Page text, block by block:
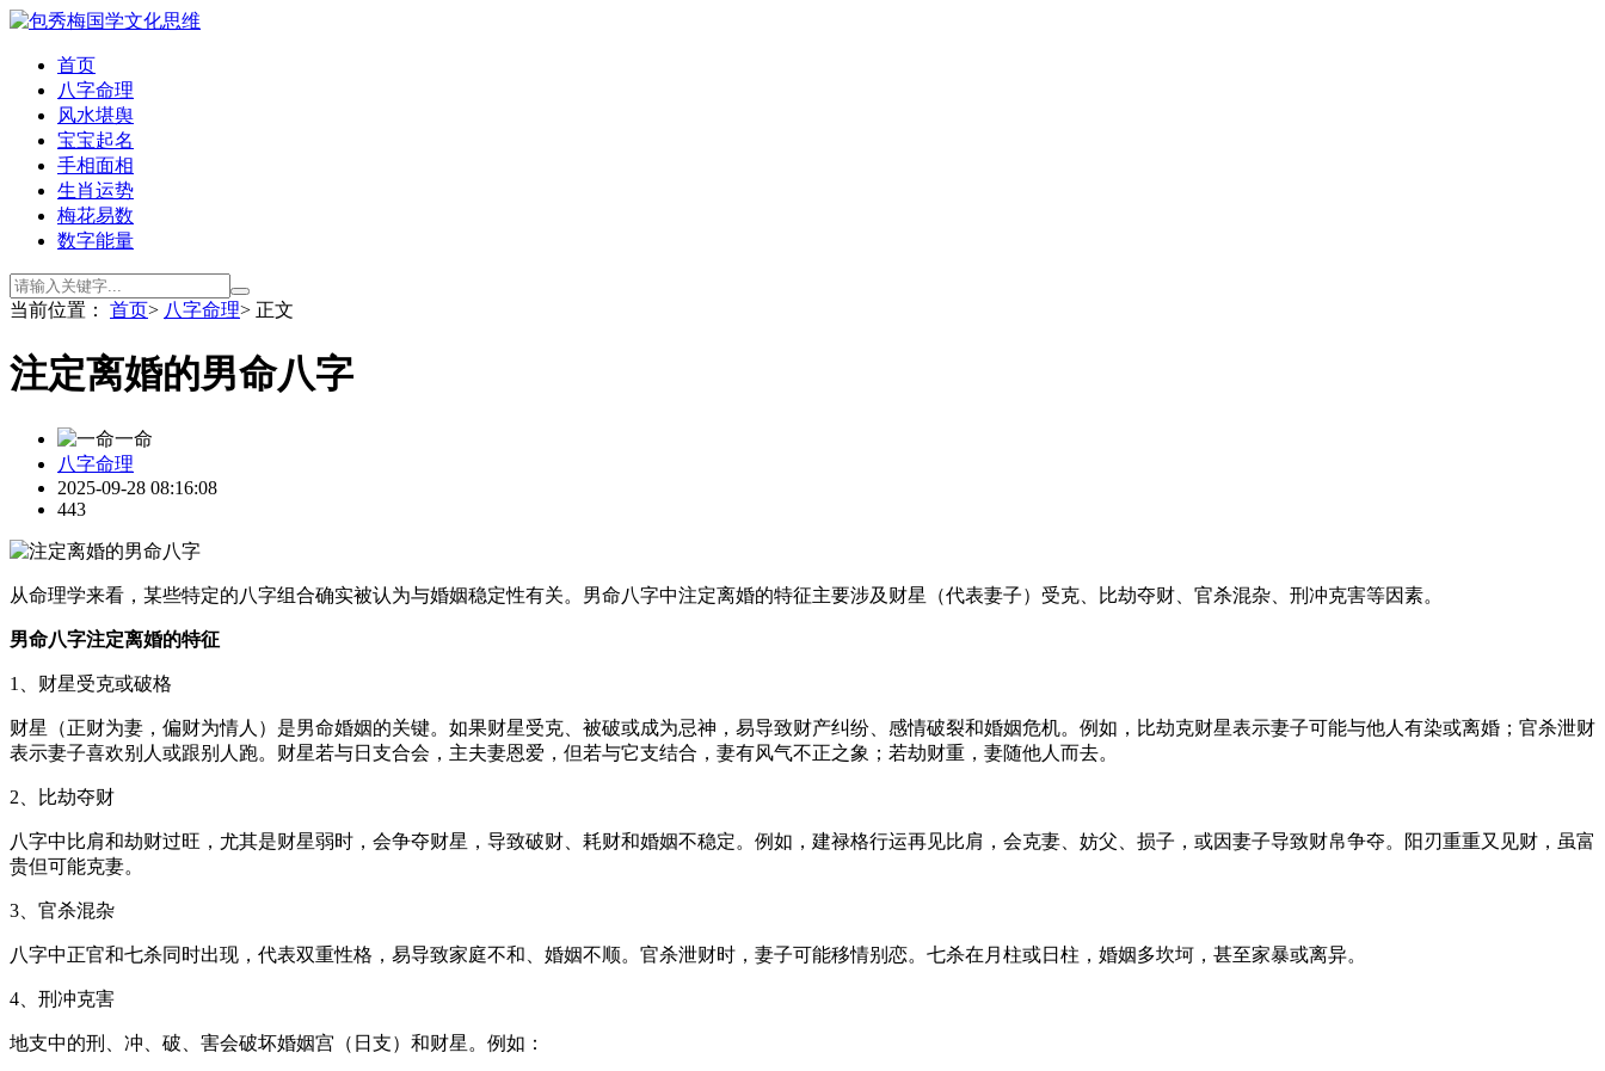
首页
八字命理
风水堪舆
宝宝起名
手相面相
生肖运势
梅花易数
数字能量
当前位置： 首页> 八字命理> 正文
注定离婚的男命八字
一命
八字命理
2025-09-28 08:16:08
443
从命理学来看，某些特定的八字组合确实被认为与婚姻稳定性有关。男命八字中注定离婚的特征主要涉及财星（代表妻子）受克、比劫夺财、官杀混杂、刑冲克害等因素。
男命八字注定离婚的特征
1、财星受克或破格
财星（正财为妻，偏财为情人）是男命婚姻的关键。如果财星受克、被破或成为忌神，易导致财产纠纷、感情破裂和婚姻危机。例如，比劫克财星表示妻子可能与他人有染或离婚；官杀泄财
表示妻子喜欢别人或跟别人跑。财星若与日支合会，主夫妻恩爱，但若与它支结合，妻有风气不正之象；若劫财重，妻随他人而去。
2、比劫夺财
八字中比肩和劫财过旺，尤其是财星弱时，会争夺财星，导致破财、耗财和婚姻不稳定。例如，建禄格行运再见比肩，会克妻、妨父、损子，或因妻子导致财帛争夺。阳刃重重又见财，虽富
贵但可能克妻。
3、官杀混杂
八字中正官和七杀同时出现，代表双重性格，易导致家庭不和、婚姻不顺。官杀泄财时，妻子可能移情别恋。七杀在月柱或日柱，婚姻多坎坷，甚至家暴或离异。
4、刑冲克害
地支中的刑、冲、破、害会破坏婚姻宫（日支）和财星。例如：